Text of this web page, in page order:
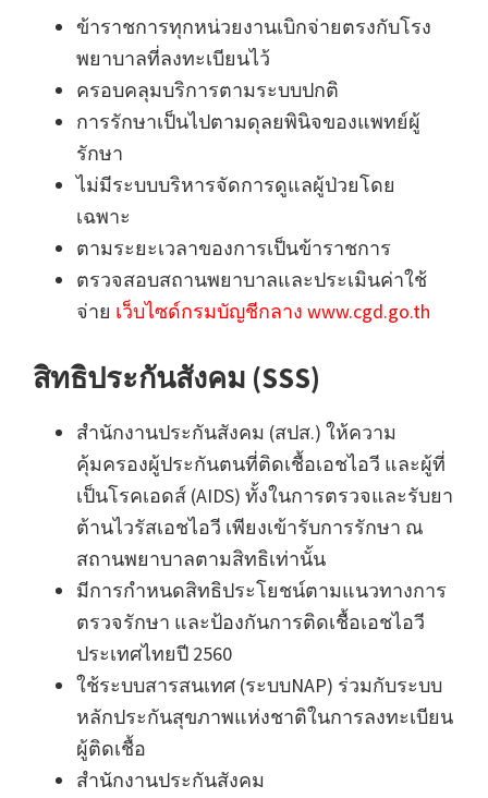
ข้าราชการทุกหน่วยงานเบิกจ่ายตรงกับโรง
พยาบาลที่ลงทะเบียนไว้
ครอบคลุมบริการตามระบบปกติ
การรักษาเป็นไปตามดุลยพินิจของแพทย์ผู้
รักษา
ไม่มีระบบบริหารจัดการดูแลผู้ป่วยโดย
เฉพาะ
ตามระยะเวลาของการเป็นข้าราชการ
ตรวจสอบสถานพยาบาลและประเมินค่าใช้
จ่าย เว็บไซด์กรมบัญชีกลาง www.cgd.go.th
สิทธิประกันสังคม (SSS)
สำนักงานประกันสังคม (สปส.) ให้ความ
คุ้มครองผู้ประกันตนที่ติดเชื้อเอชไอวี และผู้ที่
เป็นโรคเอดส์ (AIDS) ทั้งในการตรวจและรับยา
ต้านไวรัสเอชไอวี เพียงเข้ารับการรักษา ณ
สถานพยาบาลตามสิทธิเท่านั้น
มีการกำหนดสิทธิประโยชน์ตามแนวทางการ
ตรวจรักษา และป้องกันการติดเชื้อเอชไอวี
ประเทศไทยปี 2560
ใช้ระบบสารสนเทศ (ระบบNAP) ร่วมกับระบบ
หลักประกันสุขภาพแห่งชาติในการลงทะเบียน
ผู้ติดเชื้อ
สำนักงานประกันสังคม